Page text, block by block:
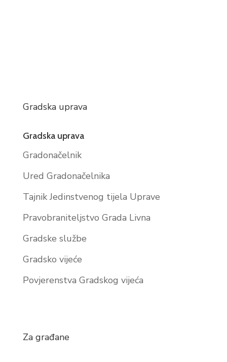
Gradska uprava
Gradska uprava
Gradonačelnik
Ured Gradonačelnika
Tajnik Jedinstvenog tijela Uprave
Pravobraniteljstvo Grada Livna
Gradske službe
Gradsko vijeće
Povjerenstva Gradskog vijeća
Za građane